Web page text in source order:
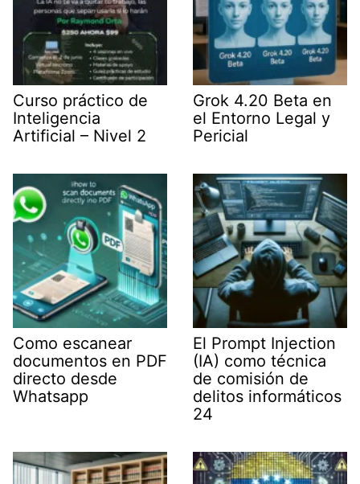
Curso práctico de
Inteligencia
Artificial – Nivel 2
Grok 4.20 Beta en
el Entorno Legal y
Pericial
Como escanear
documentos en PDF
directo desde
Whatsapp
El Prompt Injection
(IA) como técnica
de comisión de
delitos informáticos
24